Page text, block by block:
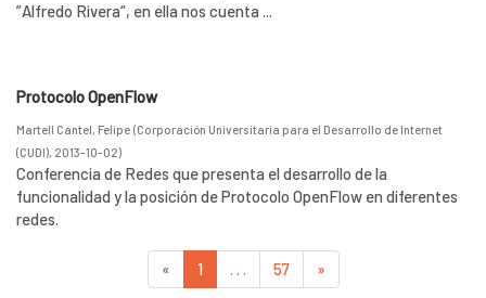
”Alfredo Rivera“, en ella nos cuenta ...
Protocolo OpenFlow
Martell Cantel, Felipe (Corporación Universitaria para el Desarrollo de Internet
(CUDI), 2013-10-02)
Conferencia de Redes que presenta el desarrollo de la
funcionalidad y la posición de Protocolo OpenFlow en diferentes
redes.
« 1 . . . 57 »